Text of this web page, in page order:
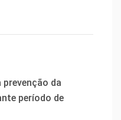
da
período de